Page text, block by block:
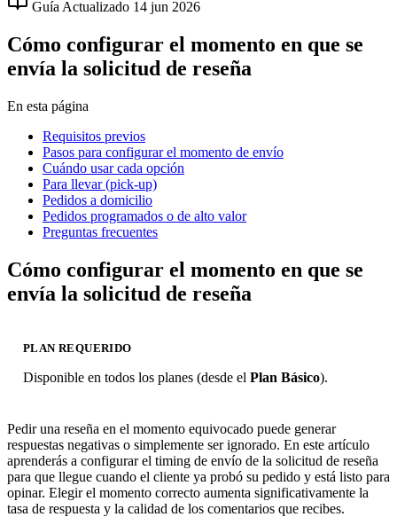
Guía Actualizado 14 jun 2026
Cómo configurar el momento en que se
envía la solicitud de reseña
En esta página
Requisitos previos
Pasos para configurar el momento de envío
Cuándo usar cada opción
Para llevar (pick-up)
Pedidos a domicilio
Pedidos programados o de alto valor
Preguntas frecuentes
Cómo configurar el momento en que se
envía la solicitud de reseña
PLAN REQUERIDO
Disponible en todos los planes (desde el Plan Básico).
Pedir una reseña en el momento equivocado puede generar
respuestas negativas o simplemente ser ignorado. En este artículo
aprenderás a configurar el timing de envío de la solicitud de reseña
para que llegue cuando el cliente ya probó su pedido y está listo para
opinar. Elegir el momento correcto aumenta significativamente la
tasa de respuesta y la calidad de los comentarios que recibes.